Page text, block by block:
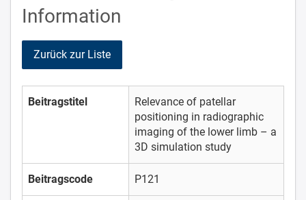
Information
Zurück zur Liste
Beitragstitel
Relevance of patellar
positioning in radiographic
imaging of the lower limb – a
3D simulation study
Beitragscode P121